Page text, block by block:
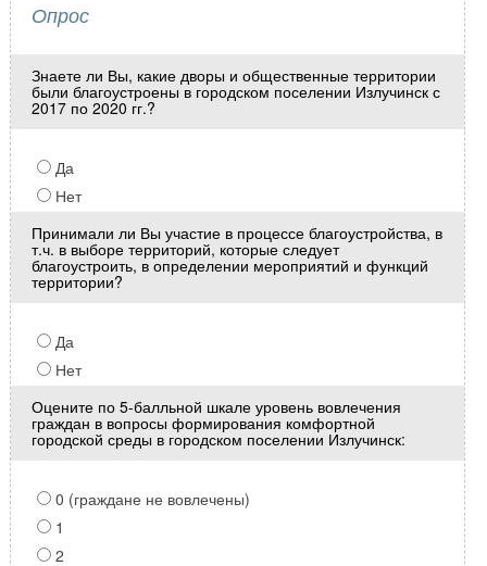
Опрос
Знаете ли Вы, какие дворы и общественные территории
были благоустроены в городском поселении Излучинск с
2017 по 2020 гг.?
Да
Нет
Принимали ли Вы участие в процессе благоустройства, в
т.ч. в выборе территорий, которые следует
благоустроить, в определении мероприятий и функций
территории?
Да
Нет
Оцените по 5-балльной шкале уровень вовлечения
граждан в вопросы формирования комфортной
городской среды в городском поселении Излучинск:
0 (граждане не вовлечены)
1
2